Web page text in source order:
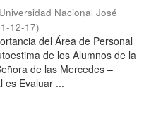
Universidad Nacional José
12-17)
del Área de Personal
de los Alumnos de la
de las Mercedes –
es Evaluar ...